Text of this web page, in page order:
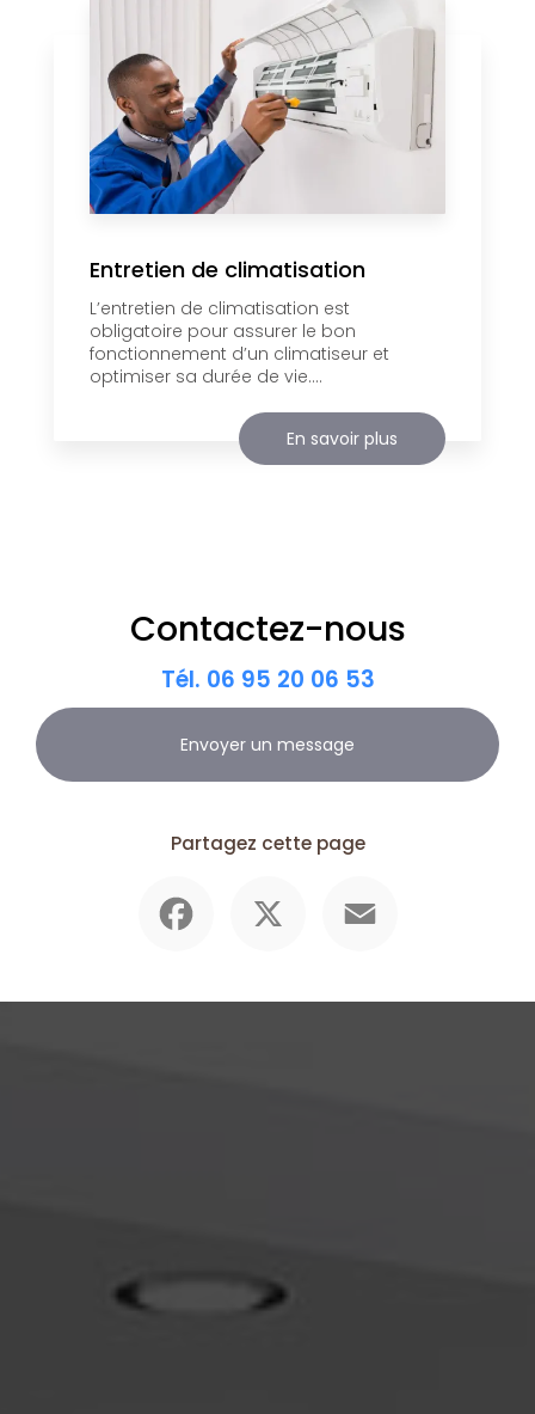
Entretien de climatisation
L’entretien de climatisation est
obligatoire pour assurer le bon
fonctionnement d’un climatiseur et
optimiser sa durée de vie....
En savoir plus
Contactez-nous
Tél. 06 95 20 06 53
Envoyer un message
Partagez cette page